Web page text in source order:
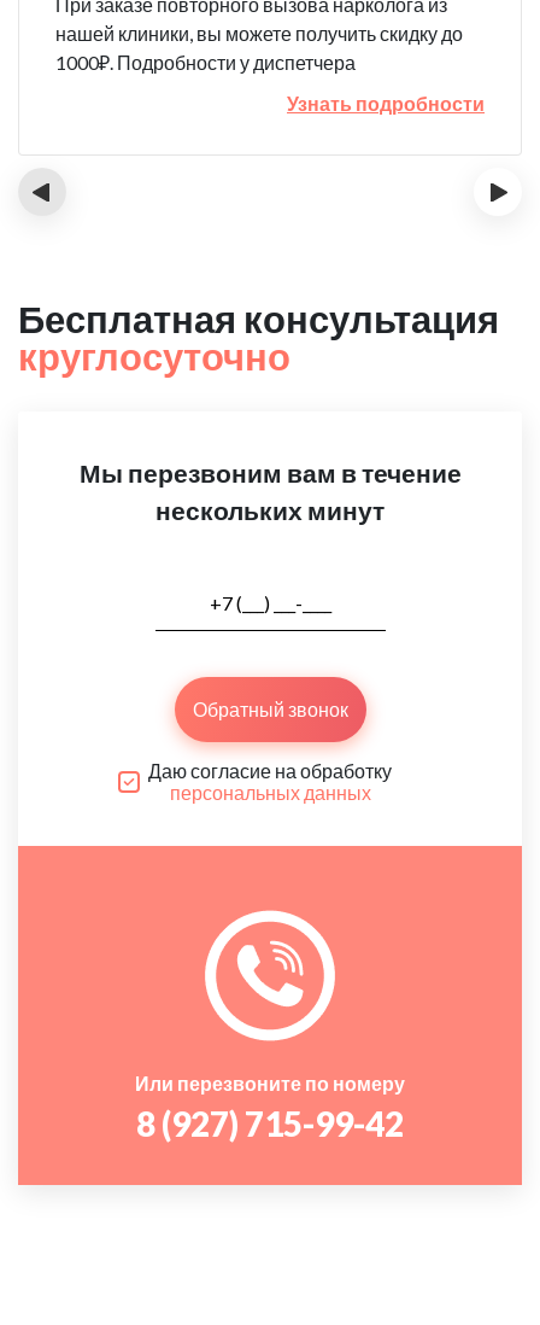
нашей клиники, вы можете получить скидку до
1000₽. Подробности у диспетчера
Узнать подробности
‹ ›
Бесплатная консультация
круглосуточно
Мы перезвоним вам в течение
нескольких минут
Обратный звонок
Даю согласие на обработку
персональных данных
Или перезвоните по номеру
8 (927) 715-99-42